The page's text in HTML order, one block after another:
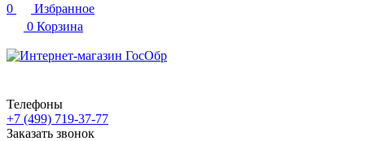
0
Избранное
0 Корзина
Телефоны
+7 (499) 719-37-77
Заказать звонок